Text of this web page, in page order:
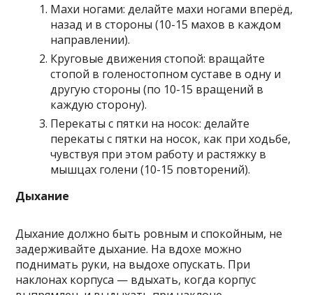
Махи ногами: делайте махи ногами вперёд,
назад и в стороны (10-15 махов в каждом
направлении).
Круговые движения стопой: вращайте
стопой в голеностопном суставе в одну и
другую стороны (по 10-15 вращений в
каждую сторону).
Перекаты с пятки на носок: делайте
перекаты с пятки на носок, как при ходьбе,
чувствуя при этом работу и растяжку в
мышцах голени (10-15 повторений).
Дыхание
Дыхание должно быть ровным и спокойным, не
задерживайте дыхание. На вдохе можно
поднимать руки, на выдохе опускать. При
наклонах корпуса — вдыхать, когда корпус